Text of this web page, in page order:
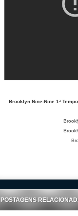
Brooklyn Nine-Nine 1ª
POSTAGENS